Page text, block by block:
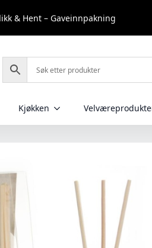
& Hent – Gaveinnpakning
Kjøkken